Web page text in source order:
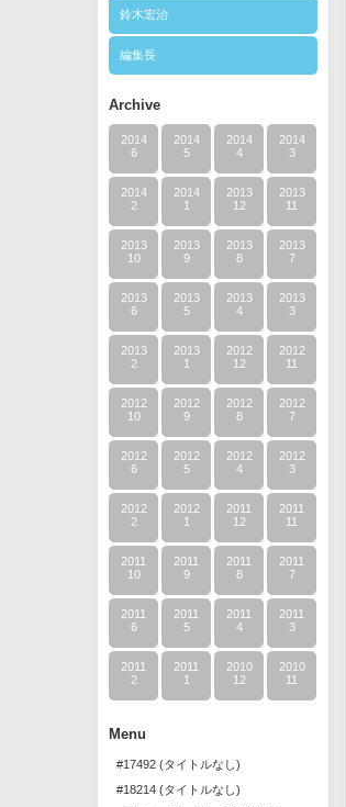
鈴木宏治
編集長
Archive
2014
6
2014
5
2014
4
2014
3
2014
2
2014
1
2013
12
2013
11
2013
10
2013
9
2013
8
2013
7
2013
6
2013
5
2013
4
2013
3
2013
2
2013
1
2012
12
2012
11
2012
10
2012
9
2012
8
2012
7
2012
6
2012
5
2012
4
2012
3
2012
2
2012
1
2011
12
2011
11
2011
10
2011
9
2011
8
2011
7
2011
6
2011
5
2011
4
2011
3
2011
2
2011
1
2010
12
2010
11
Menu
#17492 (タイトルなし)
#18214 (タイトルなし)